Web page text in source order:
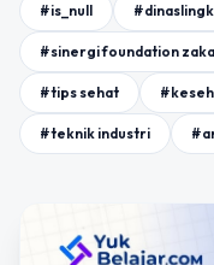
#is_null
#sinergi foundation
#tips sehat
#teknik industri